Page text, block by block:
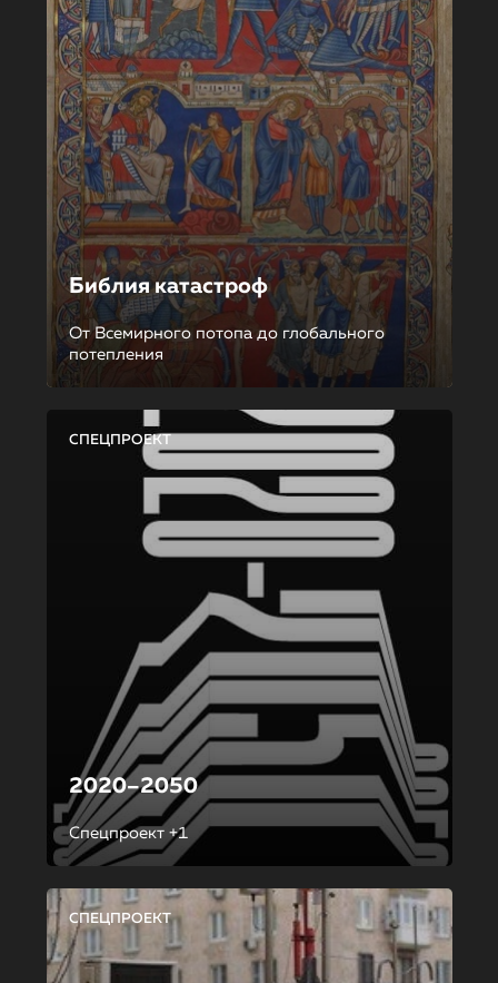
Библия катастроф
От Всемирного потопа до глобального
потепления
СПЕЦПРОЕКТ
2020–2050
Спецпроект +1
СПЕЦПРОЕКТ